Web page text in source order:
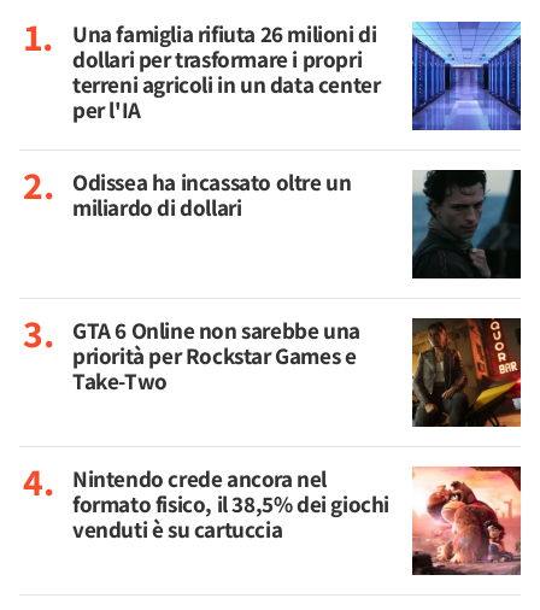
Una famiglia rifiuta 26 milioni di
dollari per trasformare i propri
terreni agricoli in un data center
per l'IA
Odissea ha incassato oltre un
miliardo di dollari
GTA 6 Online non sarebbe una
priorità per Rockstar Games e
Take-Two
Nintendo crede ancora nel
formato fisico, il 38,5% dei giochi
venduti è su cartuccia